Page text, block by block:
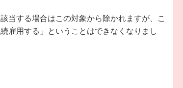
当する場合はこの対象から除かれますが、こ
雇用する」ということはできなくなりまし